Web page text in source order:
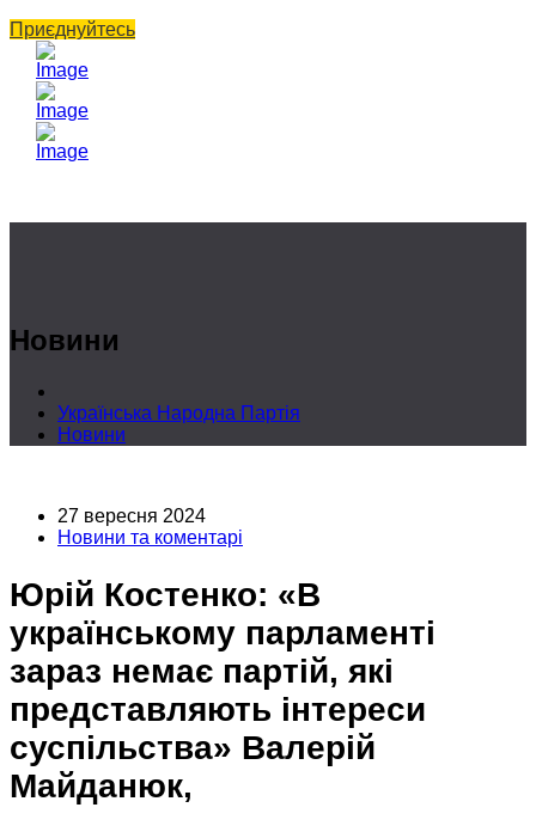
Приєднуйтесь
Новини
Українська Народна Партія
Новини
27 вересня 2024
Новини та коментарі
Юрій Костенко: «В
українському парламенті
зараз немає партій, які
представляють інтереси
суспільства» Валерій
Майданюк,